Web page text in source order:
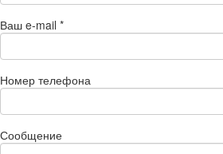
Ваш e-mail *
Номер телефона
Сообщение